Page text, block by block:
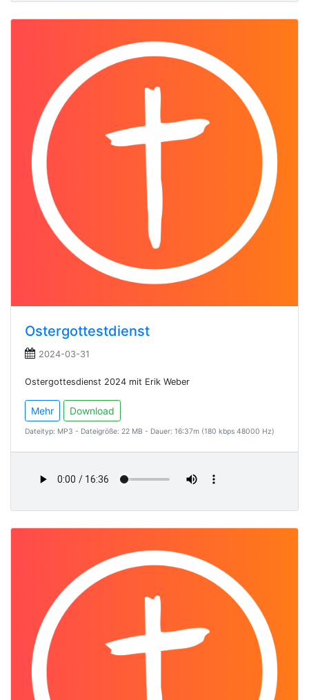
Ostergottestdienst
2024-03-31
Ostergottesdienst 2024 mit Erik Weber
Mehr Download
Dateityp: MP3 - Dateigröße: 22 MB - Dauer: 16:37m (180 kbps 48000 Hz)